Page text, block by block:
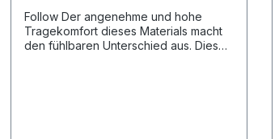
DiamondTex Knieschoner Melcro
Stress Tape zur Verstärkung stark
beanspruchter BereicheStrategisch
Follow Der angenehme und hohe
Tragekomfort dieses Materials macht
den fühlbaren Unterschied aus. Diese